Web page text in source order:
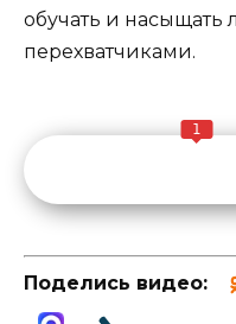
обучать и
перехватчиками.
1
Поделись видео: